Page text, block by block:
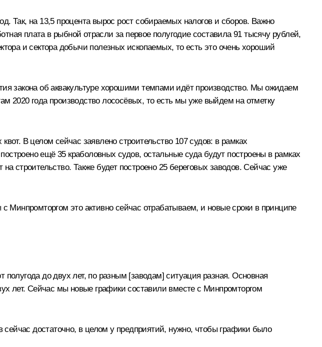
Так, на 13,5 процента вырос рост собираемых налогов и сборов. Важно
плата в рыбной отрасли за первое полугодие составила 91 тысячу рублей,
и сектора добычи полезных ископаемых, то есть это очень хороший
закона об аквакультуре хорошими темпами идёт производство. Мы ожидаем
2020 года производство лососёвых, то есть мы уже выйдем на отметку
В целом сейчас заявлено строительство 107 судов: в рамках
ещё 35 краболовных судов, остальные суда будут построены в рамках
строительство. Также будет построено 25 береговых заводов. Сейчас уже
это активно сейчас отрабатываем, и новые сроки в принципе
до двух лет, по разным [заводам] ситуация разная. Основная
лет. Сейчас мы новые графики составили вместе с Минпромторгом
достаточно, в целом у предприятий, нужно, чтобы графики было